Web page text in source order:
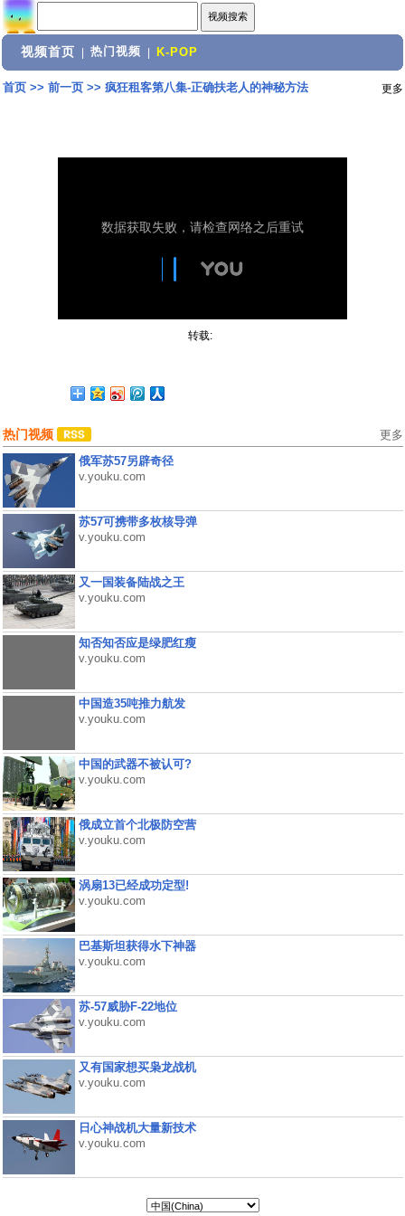
视频首页 热门视频 K-POP
首页>> 前一页>> 疯狂租客第八集-正确扶老人的神秘方法 更多
转载:
热门视频 更多
俄军苏57另辟奇径
v.youku.com
苏57可携带多枚核导弹
v.youku.com
又一国装备陆战之王
v.youku.com
知否知否应是绿肥红瘦
v.youku.com
中国造35吨推力航发
v.youku.com
中国的武器不被认可?
v.youku.com
俄成立首个北极防空营
v.youku.com
涡扇13已经成功定型!
v.youku.com
巴基斯坦获得水下神器
v.youku.com
苏-57威胁F-22地位
v.youku.com
又有国家想买枭龙战机
v.youku.com
日心神战机大量新技术
v.youku.com